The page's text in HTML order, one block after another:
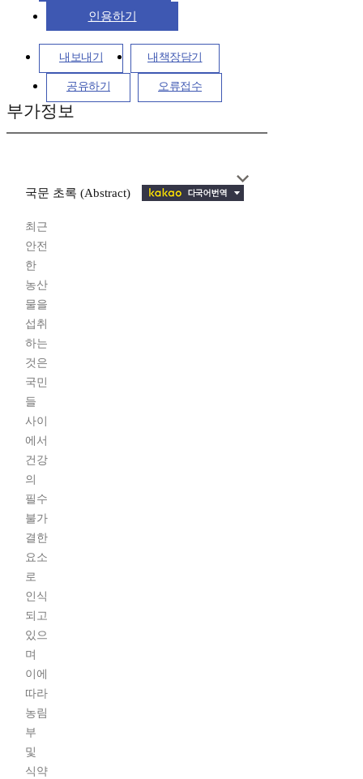
인용하기
내보내기 내책장담기
공유하기 오류접수
부가정보
국문 초록 (Abstract)
최근
안전
한
농산
물을
섭취
하는
것은
국민
들
사이
에서
건강
의
필수
불가
결한
요소
로
인식
되고
있으
며
이에
따라
농림
부
및
식약